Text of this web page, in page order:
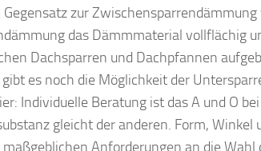
zur
das Dämmmaterial vollflächig
Dachsparren und Dachpfannen
es noch die Möglichkeit der
Individuelle Beratung ist das A und O
gleicht der anderen. Form, Winkel
maßgeblichen Anforderungen an die Wahl